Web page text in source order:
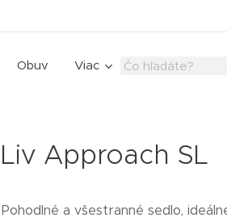
Obuv Viac
Liv Approach SL
Pohodlné a všestranné sedlo,